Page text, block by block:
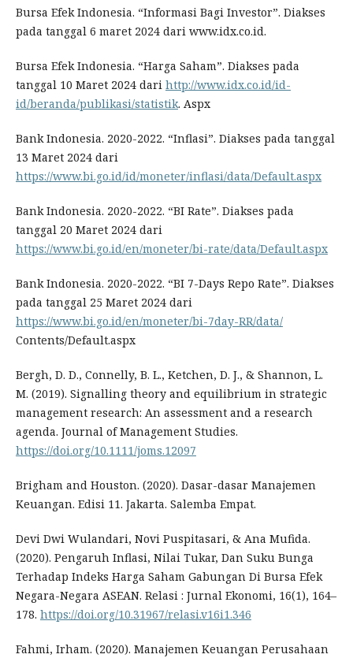
Bursa Efek Indonesia. “Informasi Bagi Investor”. Diakses
pada tanggal 6 maret 2024 dari www.idx.co.id.
Bursa Efek Indonesia. “Harga Saham”. Diakses pada
tanggal 10 Maret 2024 dari http://www.idx.co.id/id-
id/beranda/publikasi/statistik. Aspx
Bank Indonesia. 2020-2022. “Inflasi”. Diakses pada tanggal
13 Maret 2024 dari
https://www.bi.go.id/id/moneter/inflasi/data/Default.aspx
Bank Indonesia. 2020-2022. “BI Rate”. Diakses pada
tanggal 20 Maret 2024 dari
https://www.bi.go.id/en/moneter/bi-rate/data/Default.aspx
Bank Indonesia. 2020-2022. “BI 7-Days Repo Rate”. Diakses
pada tanggal 25 Maret 2024 dari
https://www.bi.go.id/en/moneter/bi-7day-RR/data/
Contents/Default.aspx
Bergh, D. D., Connelly, B. L., Ketchen, D. J., & Shannon, L.
M. (2019). Signalling theory and equilibrium in strategic
management research: An assessment and a research
agenda. Journal of Management Studies.
https://doi.org/10.1111/joms.12097
Brigham and Houston. (2020). Dasar-dasar Manajemen
Keuangan. Edisi 11. Jakarta. Salemba Empat.
Devi Dwi Wulandari, Novi Puspitasari, & Ana Mufida.
(2020). Pengaruh Inflasi, Nilai Tukar, Dan Suku Bunga
Terhadap Indeks Harga Saham Gabungan Di Bursa Efek
Negara-Negara ASEAN. Relasi : Jurnal Ekonomi, 16(1), 164–
178. https://doi.org/10.31967/relasi.v16i1.346
Fahmi, Irham. (2020). Manajemen Keuangan Perusahaan